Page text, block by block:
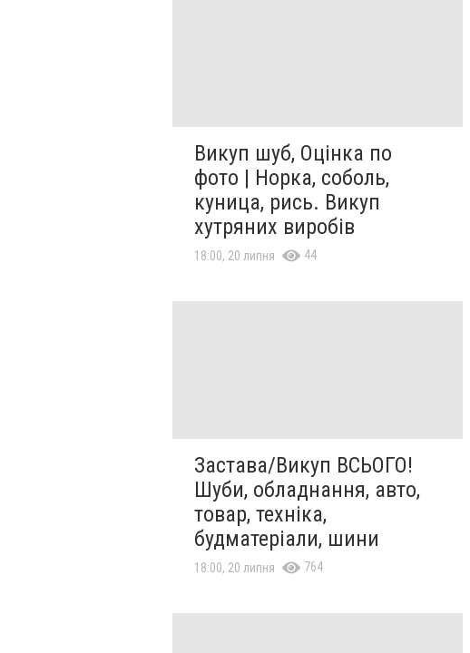
Викуп шуб, Оцінка по
фото | Норка, соболь,
куница, рись. Викуп
хутряних виробів
18:00, 20 липня 44
Застава/Викуп ВСЬОГО!
Шуби, обладнання, авто,
товар, техніка,
будматеріали, шини
18:00, 20 липня 764